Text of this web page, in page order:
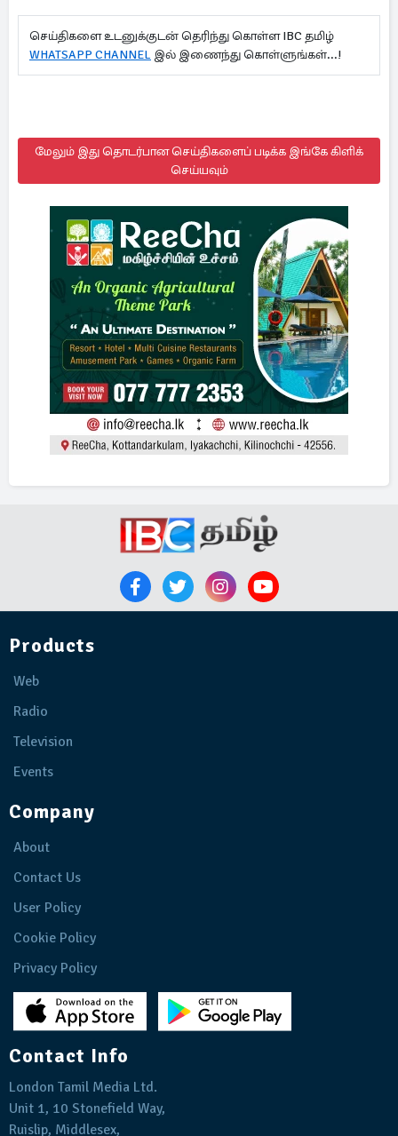
செய்திகளை உடனுக்குடன் தெரிந்து கொள்ள IBC தமிழ்
WHATSAPP CHANNEL இல் இணைந்து கொள்ளுங்கள்...!
மேலும் இது தொடர்பான செய்திகளைப் படிக்க இங்கே கிளிக்
செய்யவும்
Products
Web
Radio
Television
Events
Company
About
Contact Us
User Policy
Cookie Policy
Privacy Policy
Contact Info
London Tamil Media Ltd.
Unit 1, 10 Stonefield Way,
Ruislip, Middlesex,